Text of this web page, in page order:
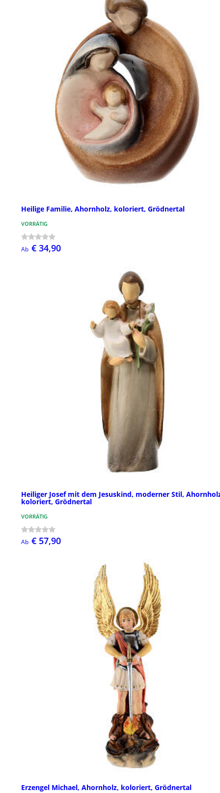
Heilige Familie, Ahornholz, koloriert, Grödnertal
VORRÄTIG
Ab € 34,90
Heiliger Josef mit dem Jesuskind, moderner Stil,
koloriert, Grödnertal
VORRÄTIG
Ab € 57,90
Erzengel Michael, Ahornholz, koloriert, Grödnertal